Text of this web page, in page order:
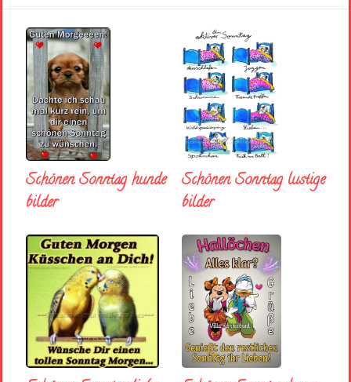
Schönen Sonntag hunde
bilder
Schönen Sonntag lustige
bilder